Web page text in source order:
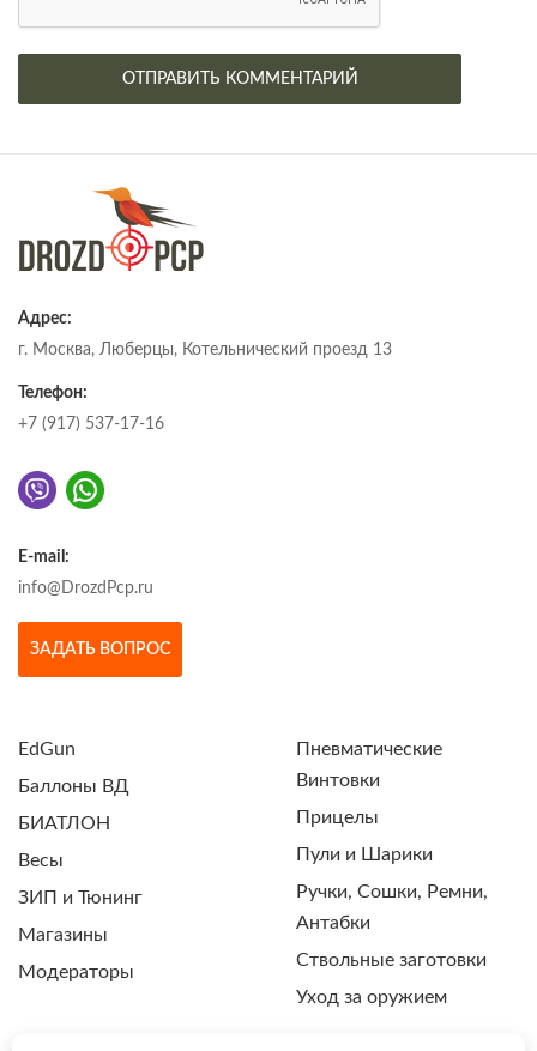
Адрес:
г. Москва, Люберцы, Котельнический проезд 13
Телефон:
+7 (917) 537-17-16
E-mail:
info@DrozdPcp.ru
ЗАДАТЬ ВОПРОС
EdGun
Баллоны ВД
БИАТЛОН
Весы
ЗИП и Тюнинг
Магазины
Модераторы
Пневматические
Винтовки
Прицелы
Пули и Шарики
Ручки, Сошки, Ремни,
Антабки
Ствольные заготовки
Уход за оружием